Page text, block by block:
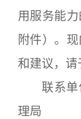
用服务能
附件）。
和建议，请
联系单
理局